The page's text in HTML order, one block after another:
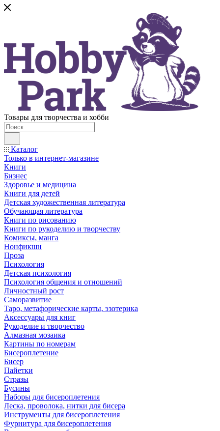
Товары для творчества и хобби
Каталог
Только в интернет-магазине
Книги
Бизнес
Здоровье и медицина
Книги для детей
Детская художественная литература
Обучающая литература
Книги по рисованию
Книги по рукоделию и творчеству
Комиксы, манга
Нонфикшн
Проза
Психология
Детская психология
Психология общения и отношений
Личностный рост
Саморазвитие
Таро, метафорические карты, эзотерика
Аксессуары для книг
Рукоделие и творчество
Алмазная мозаика
Картины по номерам
Бисероплетение
Бисер
Пайетки
Стразы
Бусины
Наборы для бисероплетения
Леска, проволока, нитки для бисера
Инструменты для бисероплетения
Фурнитура для бисероплетения